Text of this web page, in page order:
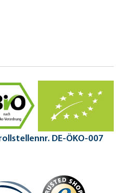
DE-ÖKO-007